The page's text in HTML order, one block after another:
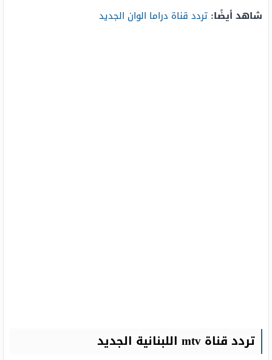
شاهد أيضًا: تردد قناة دراما الوان الجديد
تردد قناةmtv اللبنانية الجديد